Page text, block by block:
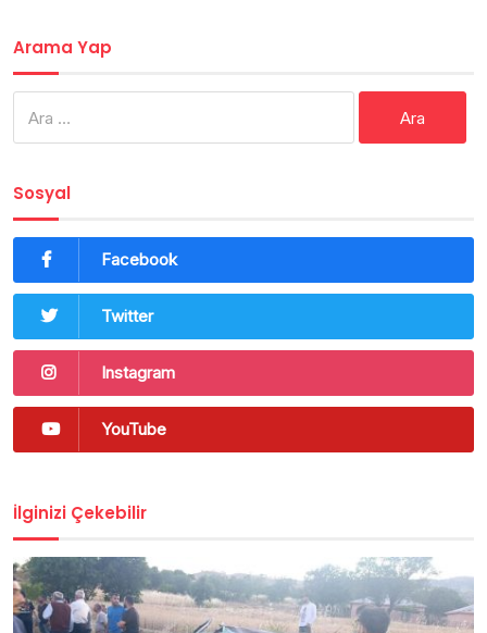
Arama Yap
Sosyal
Facebook
Twitter
Instagram
YouTube
İlginizi Çekebilir